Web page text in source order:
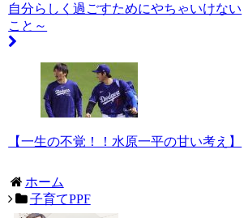
自分らしく過ごすためにやちゃいけない
こと～
【一生の不覚！！水原一平の甘い考え】
ホーム
子育てPPF